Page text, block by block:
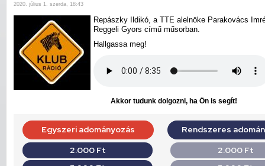
2020. július 1. szerda, 18:43
Repászky Ildikó, a TTE alelnöke Parakovács
Reggeli Gyors című műsorban.
Hallgassa meg!
Akkor tudunk dolgozni, ha Ön is segít!